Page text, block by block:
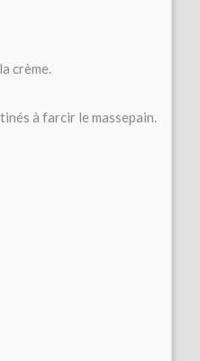
crème.
à farcir le massepain.